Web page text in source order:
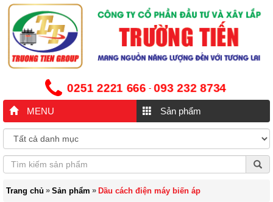
0251 2221 666 -093 232 8734
MENU Sản phẩm
Trang chủ » Sản phẩm » Dầu cách điện máy biến áp